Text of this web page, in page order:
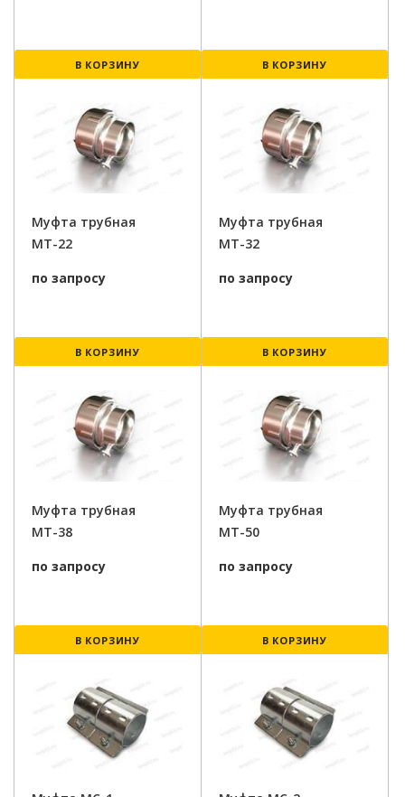
В КОРЗИНУ В КОРЗИНУ
Муфта трубная
МТ-22
по запросу
В КОРЗИНУ
Муфта трубная
МТ-32
по запросу
В КОРЗИНУ
Муфта трубная
МТ-38
по запросу
В КОРЗИНУ
Муфта трубная
МТ-50
по запросу
В КОРЗИНУ